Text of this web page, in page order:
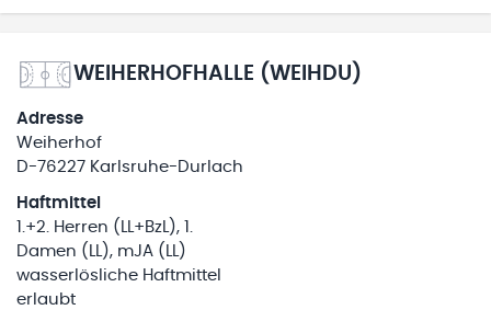
WEIHERHOFHALLE (WEIHDU)
Adresse
Weiherhof
D-76227 Karlsruhe-Durlach
Haftmittel
1.+2. Herren (LL+BzL), 1.
Damen (LL), mJA (LL)
wasserlösliche Haftmittel
erlaubt